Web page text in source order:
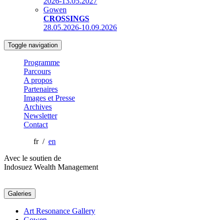
Gowen
CROSSINGS
28.05.2026-10.09.2026
Toggle navigation
Programme
Parcours
A propos
Partenaires
Images et Presse
Archives
Newsletter
Contact
fr / en
Avec le soutien de
Indosuez Wealth Management
Galeries
Art Resonance Gallery